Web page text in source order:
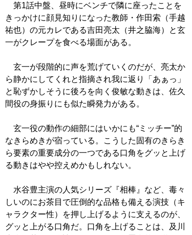
第1話中盤、昼時にベンチで隣に座ったことを
きっかけに顔見知りになった教師・作田索（手越
祐也）の元カレである吉田亮太（井之脇海）と玄
一がクレープを食べる場面がある。
玄一が段階的に声を荒げていくのだが、亮太か
ら静かにしてくれと指摘され我に返り「あぁっ」
と恥ずかしそうに後ろを向く俊敏な動きは、佐久
間役の身振りにも似た瞬発力がある。
玄一役の動作の細部にはいかにも“ミッチー”的
なきらめきが宿っている。こうした固有のきらき
ら要素の重要成分の一つである口角をグッと上げ
る動きはやや控えめかもしれない。
水谷豊主演の人気シリーズ『相棒』など、毒々
しいのにお茶目で圧倒的な品格も備える演技（キ
ャラクター性）を押し上げるように支えるのが、
グッと上がる口角だ。口角を上げることは、及川